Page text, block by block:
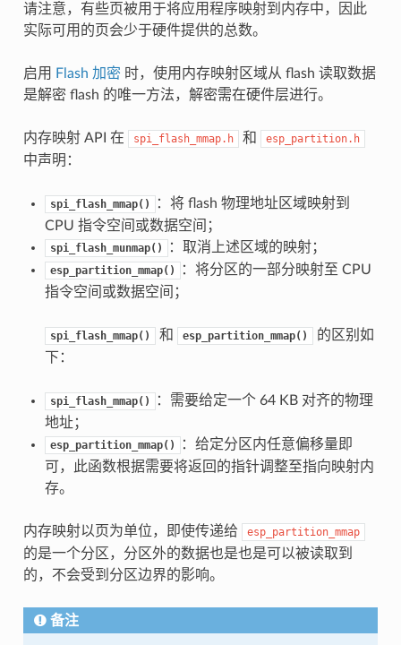
请注意，有些页被用于将应用程序映射到内存中，因此
实际可用的页会少于硬件提供的总数。
启用 Flash 加密 时，使用内存映射区域从 flash 读取数据
是解密 flash 的唯一方法，解密需在硬件层进行。
内存映射 API 在 spi_flash_mmap.h 和 esp_partition.h
中声明：
spi_flash_mmap()
：将 flash 物理地址区域映射到
CPU 指令空间或数据空间；
spi_flash_munmap() ：取消上述区域的映射；
esp_partition_mmap()
：将分区的一部分映射至 CPU
指令空间或数据空间；
spi_flash_mmap() 和 esp_partition_mmap()
的区别如
下：
spi_flash_mmap()
：需要给定一个 64 KB 对齐的物理
地址；
esp_partition_mmap()
：给定分区内任意偏移量即
可，此函数根据需要将返回的指针调整至指向映射内
存。
内存映射以页为单位，即使传递给 esp_partition_mmap
的是一个分区，分区外的数据也是也是可以被读取到
的，不会受到分区边界的影响。
备注